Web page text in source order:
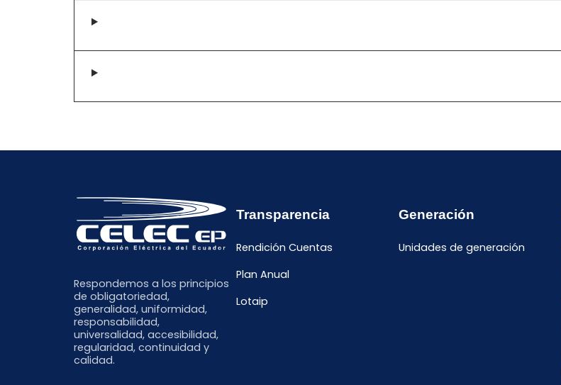
Respondemos a los principios
de obligatoriedad,
generalidad, uniformidad,
responsabilidad,
universalidad, accesibilidad,
regularidad, continuidad y
calidad.
Transparencia
Rendición Cuentas
Plan Anual
Lotaip
Generación
Unidades de generación